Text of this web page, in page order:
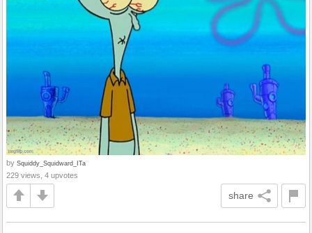
by Squiddy_Squidward_ITa
229 views, 4 upvotes
share